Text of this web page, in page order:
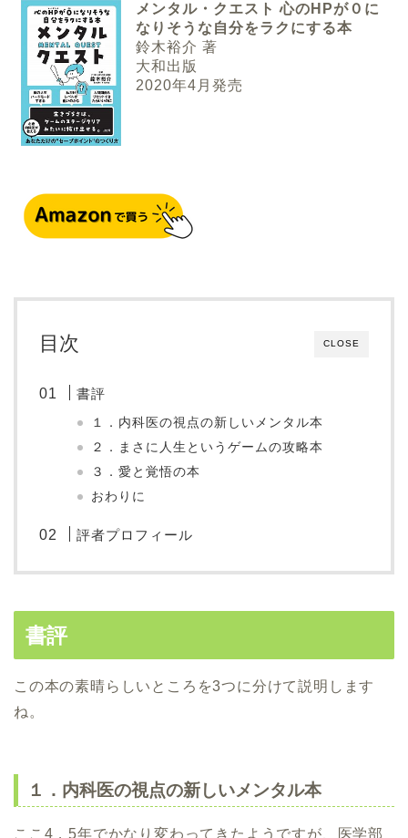
メンタル・クエスト 心のHPが０に
なりそうな自分をラクにする本
鈴木裕介 著
大和出版
2020年4月発売
CLOSE
目次
書評
１．内科医の視点の新しいメンタル本
２．まさに人生というゲームの攻略本
３．愛と覚悟の本
おわりに
評者プロフィール
書評
この本の素晴らしいところを3つに分けて説明します
ね。
１．内科医の視点の新しいメンタル本
ここ4，5年でかなり変わってきたようですが、医学部